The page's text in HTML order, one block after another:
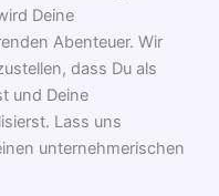
Deine
Abenteuer. Wir
dass Du als
und Deine
Lass uns
unternehmerischen